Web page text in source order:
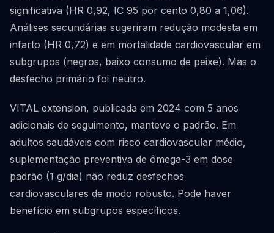
significativa (HR 0,92, IC 95 por cento 0,80 a 1,06).
Análises secundárias sugeriram redução modesta em
infarto (HR 0,72) e em mortalidade cardiovascular em
subgrupos (negros, baixo consumo de peixe). Mas o
desfecho primário foi neutro.
VITAL extension, publicada em 2024 com 5 anos
adicionais de seguimento, manteve o padrão. Em
adultos saudáveis com risco cardiovascular médio,
suplementação preventiva de ômega-3 em dose
padrão (1 g/dia) não reduz desfechos
cardiovasculares de modo robusto. Pode haver
benefício em subgrupos específicos.